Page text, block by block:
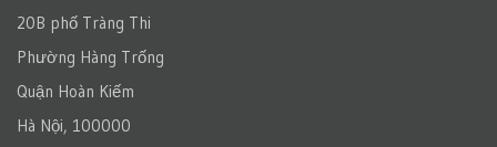
20B phố Tràng Thi
Phường Hàng Trống
Quận Hoàn Kiếm
Hà Nội, 100000